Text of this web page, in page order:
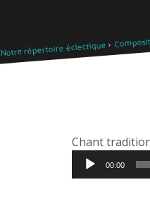
Notre répertoire éclectique
Chant
Lecteur
audio
00:00